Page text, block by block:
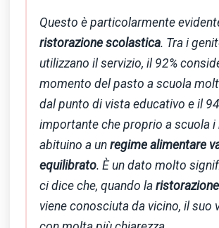
Questo è particolarmente
ristorazione scolastica. Tra i
utilizzano il servizio, il 92%
momento del pasto a scuola
dal punto di vista educativo e il
importante che proprio a scuola i
abituino a un regime alimentare
equilibrato. È un dato molto
ci dice che, quando la
viene conosciuta da vicino, il suo